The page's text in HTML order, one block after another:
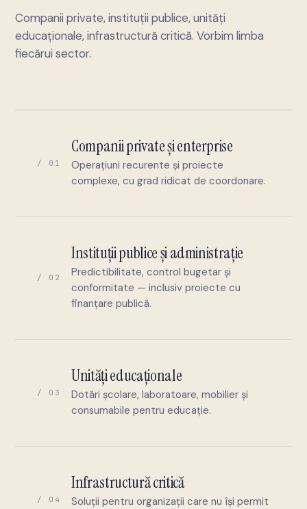
Companii private, instituții publice, unități
educaționale, infrastructură critică. Vorbim limba
fiecărui sector.
/ 01
Companii private și enterprise
Operațiuni recurente și proiecte
complexe, cu grad ridicat de coordonare.
/ 02
Instituții publice și administrație
Predictibilitate, control bugetar și
conformitate — inclusiv proiecte cu
finanțare publică.
/ 03
Unități educaționale
Dotări școlare, laboratoare, mobilier și
consumabile pentru educație.
/ 04
Infrastructură critică
Soluții pentru organizații care nu își permit